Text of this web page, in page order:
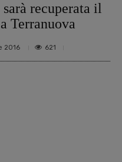
recuperata il
Terranuova
2016 621